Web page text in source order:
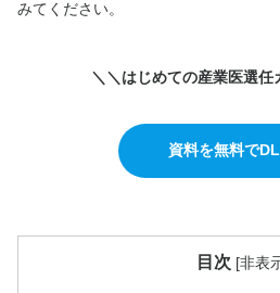
みてください。
＼＼はじめての産業医選任
資料を無料で
目次 [非表